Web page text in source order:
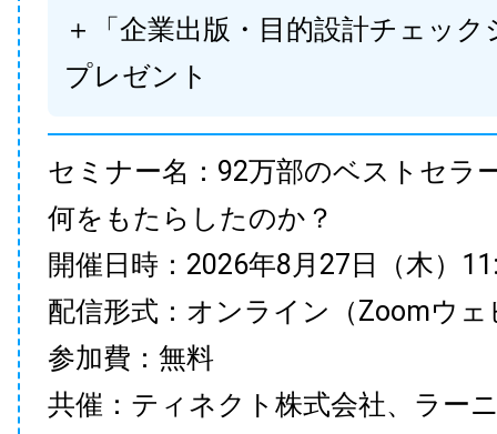
＋「企業出版・目的設計チェック
プレゼント
セミナー名：92万部のベストセラ
何をもたらしたのか？
開催日時：2026年8月27日（木）
配信形式：オンライン（Zoomウェ
参加費：無料
共催：ティネクト株式会社、ラー